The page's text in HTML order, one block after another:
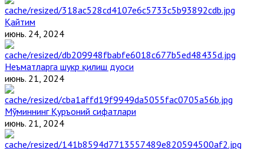
Қайтим
июнь. 24, 2024
Неъматларга шукр қилиш дуоси
июнь. 21, 2024
Мўминнинг Қуръоний сифатлари
июнь. 21, 2024